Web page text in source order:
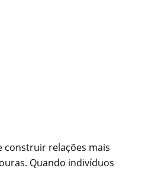
construir relações mais
Quando indivíduos